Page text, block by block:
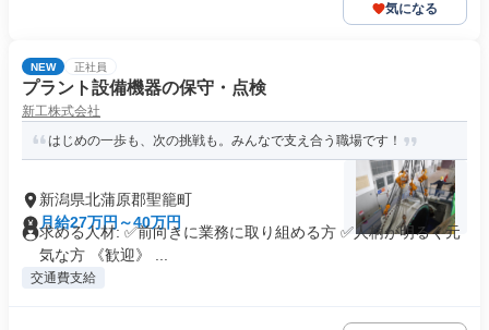
気になる
NEW 正社員
プラント設備機器の保守・点検
新工株式会社
はじめの一歩も、次の挑戦も。みんなで支え合う職場です！
新潟県北蒲原郡聖籠町
月給27万円～40万円
求める人材: ✅前向きに業務に取り組める方 ✅人柄が明るく元
気な方 《歓迎》 ...
交通費支給